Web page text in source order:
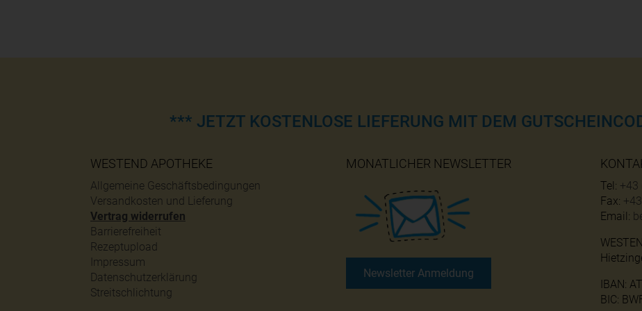
*** JETZT KOSTENLOSE LIEFERUNG MIT DEM
WESTEND APOTHEKE
Allgemeine Geschäftsbedingungen
Versandkosten und Lieferung
Vertrag widerrufen
Barrierefreiheit
Rezeptupload
Impressum
Datenschutzerklärung
Streitschlichtung
MONATLICHER NEWSLETTER
Newsletter Anmeldung
Tel: +43
Fax:
Email:
IBAN:
BIC: